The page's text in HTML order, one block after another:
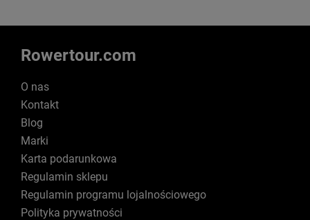
Rowertour.com
O nas
Kontakt
Blog
Marki
Karta podarunkowa
Regulamin sklepu
Regulamin programu lojalnościowego
Polityka prywatności